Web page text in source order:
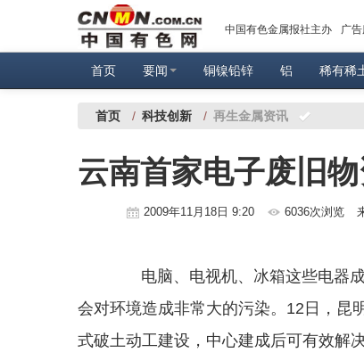
中国有色金属报社主办 广
首页 要闻 铜镍铅锌 铝 稀有稀
首页 / 科技创新 / 再生金属资讯
云南首家电子废旧
2009年11月18日 9:20 6036次浏览
电脑、电视机、冰箱这些电器成
会对环境造成非常大的污染。12日，昆
式破土动工建设，中心建成后可有效解